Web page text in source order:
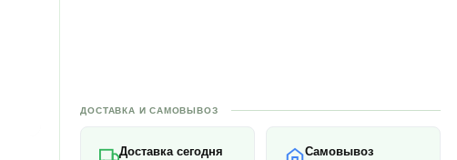
ДОСТАВКА И САМОВЫВОЗ
Доставка сегодня Самовывоз